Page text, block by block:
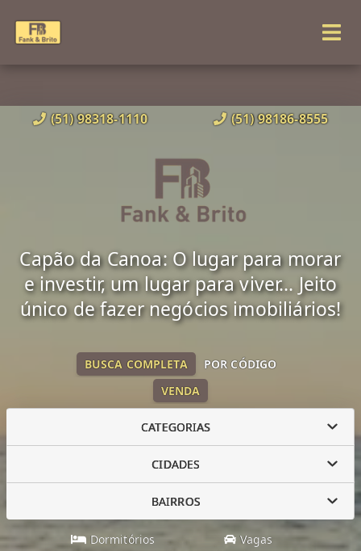
(51) 98318-1110 (51) 98186-8555
Capão da Canoa: O lugar para morar
e investir, um lugar para viver... Jeito
único de fazer negócios imobiliários!
VENDA
BUSCA COMPLETA POR CÓDIGO
CATEGORIAS
CIDADES
BAIRROS
Dormitórios Vagas